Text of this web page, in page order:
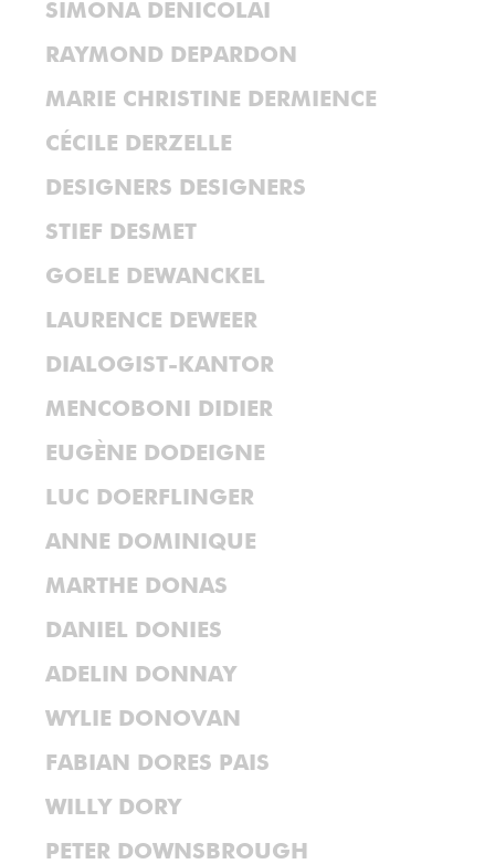
SIMONA DENICOLAÏ
RAYMOND DEPARDON
MARIE CHRISTINE DERMIENCE
CÉCILE DERZELLE
DESIGNERS DESIGNERS
STIEF DESMET
GOELE DEWANCKEL
LAURENCE DEWEER
DIALOGIST-KANTOR
MENCOBONI DIDIER
EUGÈNE DODEIGNE
LUC DOERFLINGER
ANNE DOMINIQUE
MARTHE DONAS
DANIEL DONIES
ADELIN DONNAY
WYLIE DONOVAN
FABIAN DORES PAIS
WILLY DORY
PETER DOWNSBROUGH